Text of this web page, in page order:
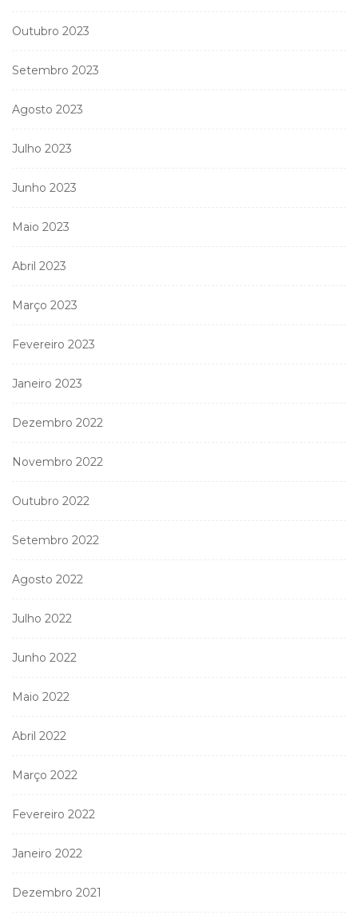
Outubro 2023
Setembro 2023
Agosto 2023
Julho 2023
Junho 2023
Maio 2023
Abril 2023
Março 2023
Fevereiro 2023
Janeiro 2023
Dezembro 2022
Novembro 2022
Outubro 2022
Setembro 2022
Agosto 2022
Julho 2022
Junho 2022
Maio 2022
Abril 2022
Março 2022
Fevereiro 2022
Janeiro 2022
Dezembro 2021